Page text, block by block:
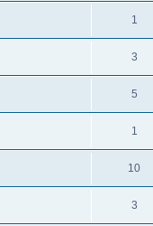
1
3
5
1
10
3